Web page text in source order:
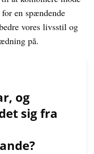
en spændende
vores livsstil og
på.
og
sig fra